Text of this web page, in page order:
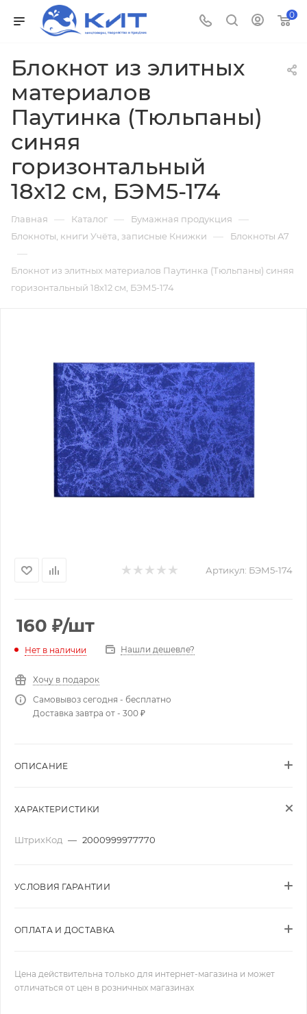
0
Блокнот из элитных
материалов
Паутинка (Тюльпаны)
синяя
горизонтальный
18х12 см, БЭМ5-174
Главная — Каталог — Бумажная продукция —
Блокноты, книги Учёта, записные Книжки — Блокноты А7
—
Блокнот из элитных материалов Паутинка (Тюльпаны) синяя
горизонтальный 18х12 см, БЭМ5-174
Артикул: БЭМ5-174
160 ₽/шт
Нет в наличии Нашли дешевле?
Хочу в подарок
Самовывоз сегодня - бесплатно
Доставка завтра от - 300 ₽
ОПИСАНИЕ
ХАРАКТЕРИСТИКИ
ШтрихКод — 2000999977770
УСЛОВИЯ ГАРАНТИИ
ОПЛАТА И ДОСТАВКА
Цена действительна только для интернет-магазина и может
отличаться от цен в розничных магазинах